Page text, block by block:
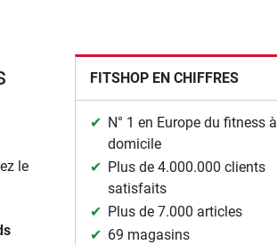
le
FITSHOP EN CHIFFRES
N° 1 en Europe du fitness à
domicile
Plus de 4.000.000 clients
satisfaits
Plus de 7.000 articles
69 magasins